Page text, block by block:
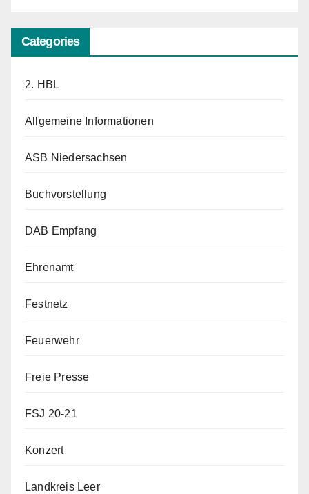
Categories
2. HBL
Allgemeine Informationen
ASB Niedersachsen
Buchvorstellung
DAB Empfang
Ehrenamt
Festnetz
Feuerwehr
Freie Presse
FSJ 20-21
Konzert
Landkreis Leer